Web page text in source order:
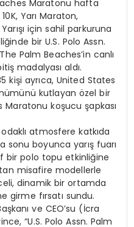
Maratonu hafta
Yarı Maraton,
için sahil parkuruna
bir U.S. Polo Assn.
Palm Beaches’in canlı
madalyası aldı.
kişi ayrıca, United States
kutlayan özel bir
Maratonu koşucu şapkası
atmosfere katkıda
sonu boyunca yarış fuarı
bir polo topu etkinliğine
misafire modellerle
dinamik bir ortamda
girme fırsatı sundu.
ve CEO’su (İcra
“U.S. Polo Assn. Palm